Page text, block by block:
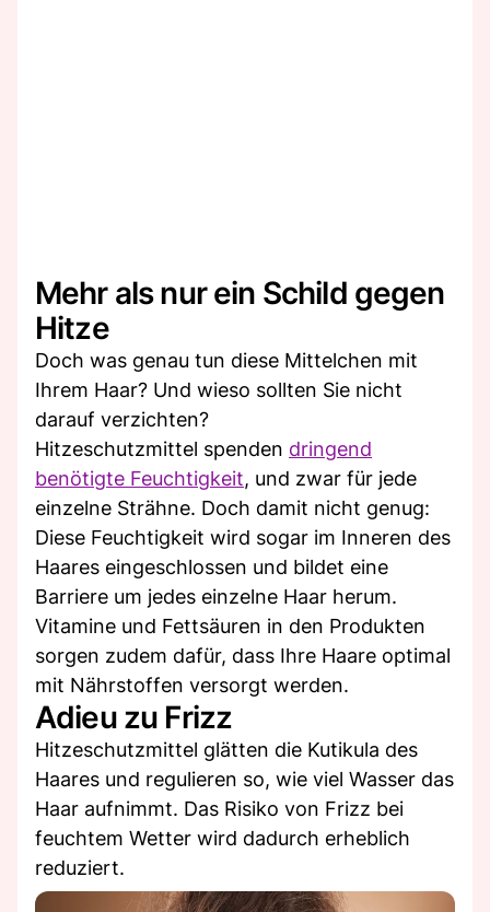
Mehr als nur ein Schild gegen
Hitze
Doch was genau tun diese Mittelchen mit
Ihrem Haar? Und wieso sollten Sie nicht
darauf verzichten?
Hitzeschutzmittel spenden dringend
benötigte Feuchtigkeit, und zwar für jede
einzelne Strähne. Doch damit nicht genug:
Diese Feuchtigkeit wird sogar im Inneren des
Haares eingeschlossen und bildet eine
Barriere um jedes einzelne Haar herum.
Vitamine und Fettsäuren in den Produkten
sorgen zudem dafür, dass Ihre Haare optimal
mit Nährstoffen versorgt werden.
Adieu zu Frizz
Hitzeschutzmittel glätten die Kutikula des
Haares und regulieren so, wie viel Wasser das
Haar aufnimmt. Das Risiko von Frizz bei
feuchtem Wetter wird dadurch erheblich
reduziert.